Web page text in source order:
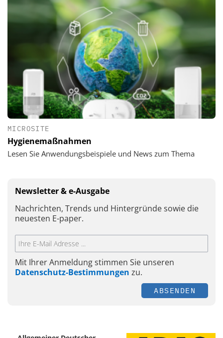
MICROSITE
Hygienemaßnahmen
Lesen Sie Anwendungsbeispiele und News zum Thema
Newsletter & e-Ausgabe
Nachrichten, Trends und Hintergründe sowie die
neuesten E-paper.
Mit Ihrer Anmeldung stimmen Sie unseren
Datenschutz-Bestimmungen zu.
ABSENDEN